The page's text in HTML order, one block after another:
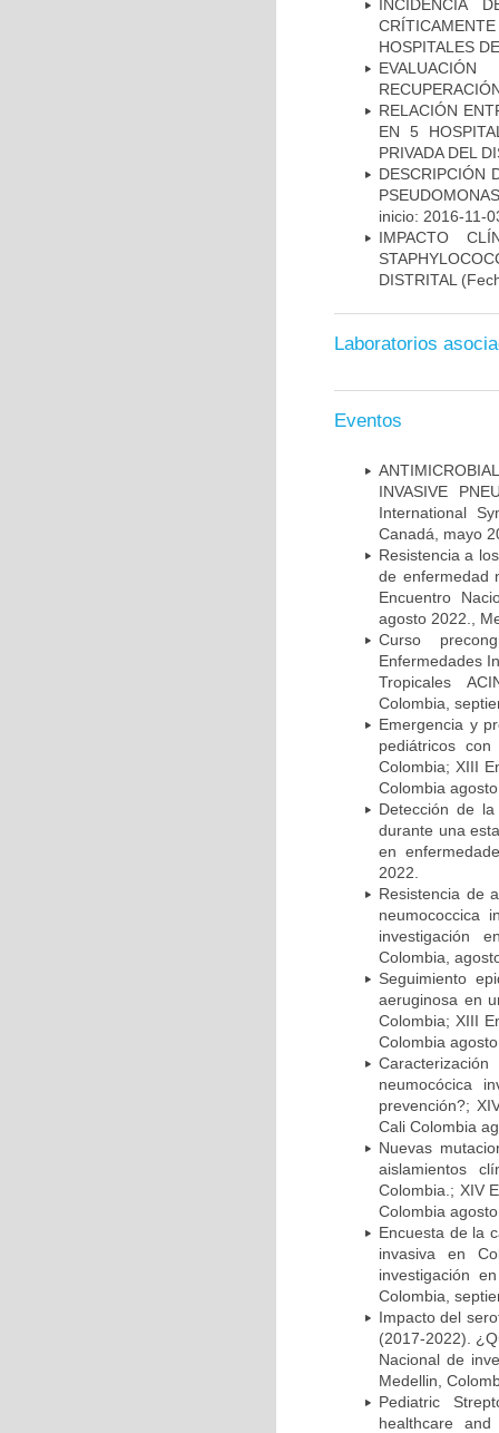
INCIDENCIA
HOSPITALES
RELACIÓN
EN 5
PRIVADA DEL
DESCRIPCIÓN
inicio: 2016-11-
IMPACTO
DISTRITAL
Laboratorios
Eventos
INVASIVE
International
Canadá, mayo
Resistencia a
de enfermedad
Encuentro
agosto 2022.,
Curso
Enfermedades
Tropicales
Colombia,
Emergencia y
pediátricos
Colombia; XIII
Colombia
Detección de
durante una
en
2022.
Resistencia de
neumococcica
investigación
Colombia,
Seguimiento
aeruginosa en
Colombia; XIII
Colombia
neumocócica
prevención?;
Cali Colombia
Nuevas
aislamientos
Colombia.; XIV
Colombia
Encuesta de la
invasiva en
investigación
Colombia,
Impacto del
(2017-2022).
Nacional de
Medellin,
Pediatric
healthcare and